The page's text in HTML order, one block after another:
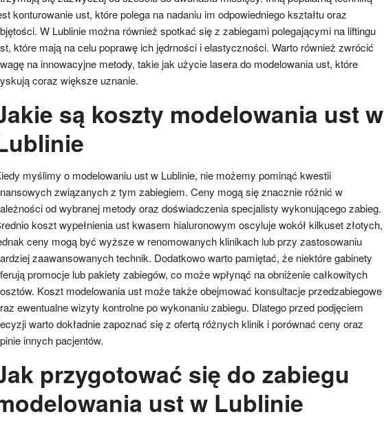
konturowanie ust, które polega na nadaniu im odpowiedniego kształtu oraz
W Lublinie można również spotkać się z zabiegami polegającymi na liftingu
które mają na celu poprawę ich jędrności i elastyczności. Warto również zwrócić
na innowacyjne metody, takie jak użycie lasera do modelowania ust, które
coraz większe uznanie.
są koszty modelowania ust w
myślimy o modelowaniu ust w Lublinie, nie możemy pominąć kwestii
związanych z tym zabiegiem. Ceny mogą się znacznie różnić w
od wybranej metody oraz doświadczenia specjalisty wykonującego zabieg.
koszt wypełnienia ust kwasem hialuronowym oscyluje wokół kilkuset złotych,
ceny mogą być wyższe w renomowanych klinikach lub przy zastosowaniu
zaawansowanych technik. Dodatkowo warto pamiętać, że niektóre gabinety
promocje lub pakiety zabiegów, co może wpłynąć na obniżenie całkowitych
Koszt modelowania ust może także obejmować konsultacje przedzabiegowe
ewentualne wizyty kontrolne po wykonaniu zabiegu. Dlatego przed podjęciem
warto dokładnie zapoznać się z ofertą różnych klinik i porównać ceny oraz
innych pacjentów.
przygotować się do zabiegu
ust w Lublinie